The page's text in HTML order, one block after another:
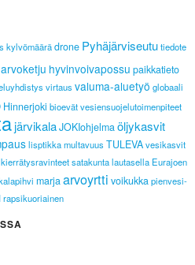
kylvömäärä drone Pyhäjärviseutu tiedote
hyvinvoivapossu paikkatieto
virtaus valuma-aluetyö globaali
Hinnerjoki bioevät vesiensuojelutoimenpiteet
järvikalaJOKIohjelmaöljykasvit
lisptikkamultavuus TULEVAvesikasvit
kierrätysravinteetsatakunta lautasella Eurajoen
marjaarvoyrtti voikukka pienvesi-
rapsikuoriainen